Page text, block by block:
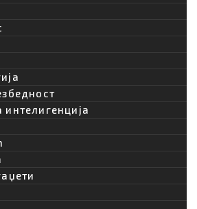
интелигенција
BIZLife